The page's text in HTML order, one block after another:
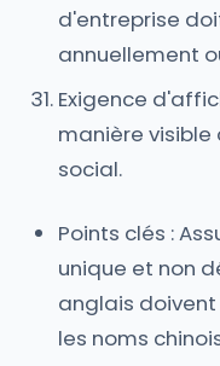
d'entreprise
annuellement
Exigence
manière
social.
Points clés :
unique et non
anglais
les noms